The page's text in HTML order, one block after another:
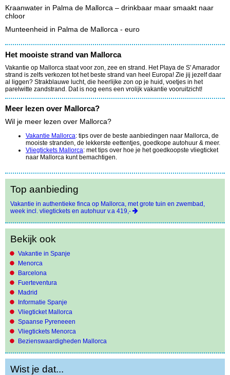
Top aanbieding
Vakantie in authentieke finca op Mallorca, met grote tuin en zwembad,
week incl. vliegtickets en autohuur v.a 419,-
Bekijk ook
Vakantie in Spanje
Menorca
Barcelona
Fuerteventura
Madrid
Informatie Spanje
Vliegticket Mallorca
Spaanse Pyreneeen
Vliegtickets Menorca
Bezienswaardigheden Mallorca
Wist je dat...
Kraanwater in Palma de Mallorca – drinkbaar maar smaakt naar
chloor
Munteenheid in Palma de Mallorca - euro
Het mooiste strand van Mallorca
Vakantie op Mallorca staat voor zon, zee en strand. Het Playa de S' Amarador
strand is zelfs verkozen tot het beste strand van heel Europa! Zie jij jezelf daar
al liggen? Strakblauwe lucht, die heerlijke zon op je huid, voetjes in het
parelwitte zandstrand. Dat is nog eens een vrolijk vakantie vooruitzicht!
Meer lezen over Mallorca?
Wil je meer lezen over Mallorca?
Vakantie Mallorca: tips over de beste aanbiedingen naar Mallorca, de
mooiste stranden, de lekkerste eettentjes, goedkope autohuur & meer.
Vliegtickets Mallorca: met tips over hoe je het goedkoopste vliegticket
naar Mallorca kunt bemachtigen.